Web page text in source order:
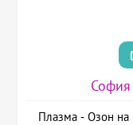
София
Плазма - Озон на